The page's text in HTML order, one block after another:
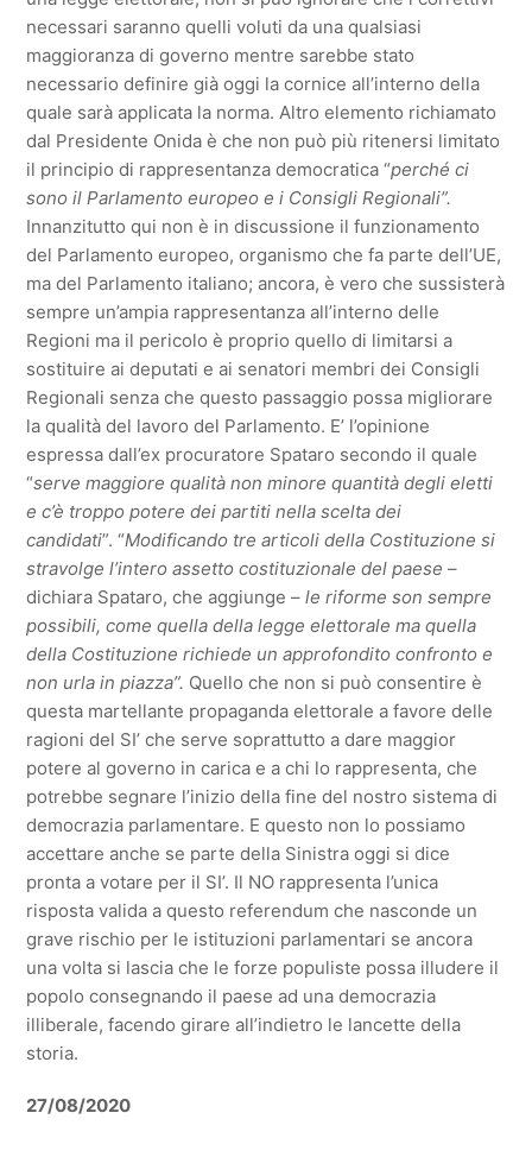
necessari saranno quelli voluti da una qualsiasi
maggioranza di governo mentre sarebbe stato
necessario definire già oggi la cornice all’interno della
quale sarà applicata la norma. Altro elemento richiamato
dal Presidente Onida è che non può più ritenersi limitato
il principio di rappresentanza democratica “perché ci
sono il Parlamento europeo e i Consigli Regionali”.
Innanzitutto qui non è in discussione il funzionamento
del Parlamento europeo, organismo che fa parte dell’UE,
ma del Parlamento italiano; ancora, è vero che sussisterà
sempre un’ampia rappresentanza all’interno delle
Regioni ma il pericolo è proprio quello di limitarsi a
sostituire ai deputati e ai senatori membri dei Consigli
Regionali senza che questo passaggio possa migliorare
la qualità del lavoro del Parlamento. E’ l’opinione
espressa dall’ex procuratore Spataro secondo il quale
“serve maggiore qualità non minore quantità degli eletti
e c’è troppo potere dei partiti nella scelta dei
candidati”. “Modificando tre articoli della Costituzione si
stravolge l’intero assetto costituzionale del paese –
dichiara Spataro, che aggiunge –le riforme son sempre
possibili, come quella della legge elettorale ma quella
della Costituzione richiede un approfondito confronto e
non urla in piazza”. Quello che non si può consentire è
questa martellante propaganda elettorale a favore delle
ragioni del SI’ che serve soprattutto a dare maggior
potere al governo in carica e a chi lo rappresenta, che
potrebbe segnare l’inizio della fine del nostro sistema di
democrazia parlamentare. E questo non lo possiamo
accettare anche se parte della Sinistra oggi si dice
pronta a votare per il SI’. Il NO rappresenta l’unica
risposta valida a questo referendum che nasconde un
grave rischio per le istituzioni parlamentari se ancora
una volta si lascia che le forze populiste possa illudere il
popolo consegnando il paese ad una democrazia
illiberale, facendo girare all’indietro le lancette della
storia.
27/08/2020